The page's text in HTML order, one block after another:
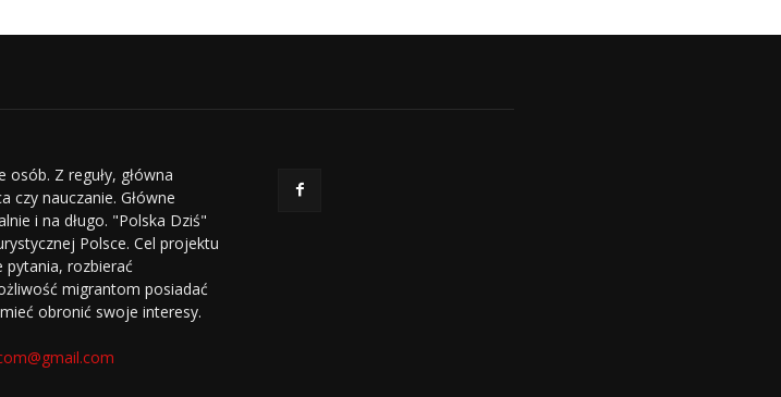
Z reguły, główna
czy nauczanie. Główne
i na długo. "Polska Dziś"
Polsce. Cel projektu
pytania, rozbierać
migrantom posiadać
obronić swoje interesy.